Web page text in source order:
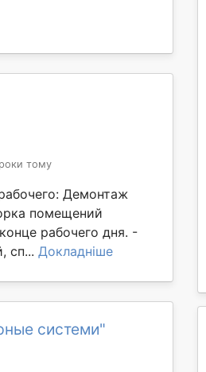
тому
Демонтаж
помещений
рабочего дня. -
сп... Докладніше
системи"